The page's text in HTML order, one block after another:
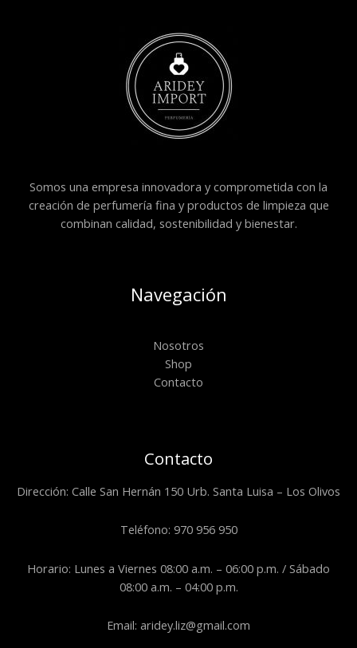
Somos una empresa innovadora y comprometida con la
creación de perfumería fina y productos de limpieza que
combinan calidad, sostenibilidad y bienestar.
Navegación
Nosotros
Shop
Contacto
Contacto
Dirección: Calle San Hernán 150 Urb. Santa Luisa – Los Olivos
Teléfono: 970 956 950
Horario: Lunes a Viernes 08:00 a.m. – 06:00 p.m. / Sábado
08:00 a.m. – 04:00 p.m.
Email: aridey.liz@gmail.com